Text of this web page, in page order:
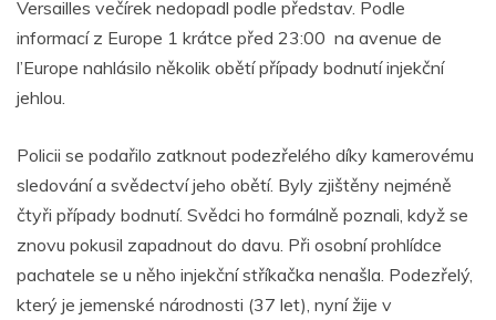
Versailles večírek nedopadl podle představ. Podle
informací z Europe 1 krátce před 23:00 na avenue de
l’Europe nahlásilo několik obětí případy bodnutí injekční
jehlou.
Policii se podařilo zatknout podezřelého díky kamerovému
sledování a svědectví jeho obětí. Byly zjištěny nejméně
čtyři případy bodnutí. Svědci ho formálně poznali, když se
znovu pokusil zapadnout do davu. Při osobní prohlídce
pachatele se u něho injekční stříkačka nenašla. Podezřelý,
který je jemenské národnosti (37 let), nyní žije v